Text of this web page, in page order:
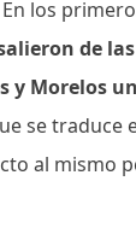
los
de
y Morelos
se traduce
al mismo